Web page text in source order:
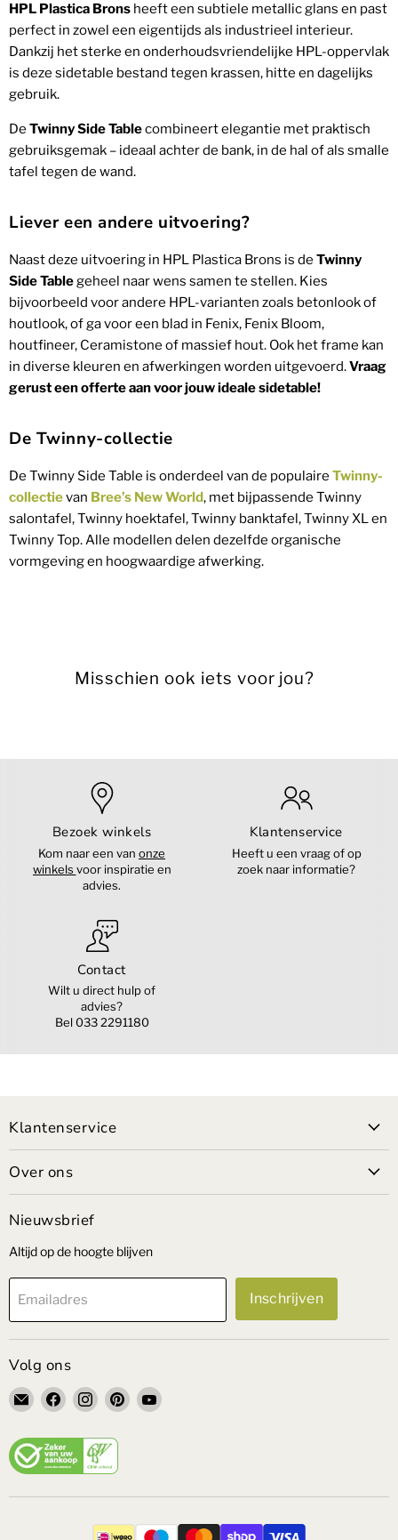
HPL Plastica Brons heeft een subtiele metallic glans en past
perfect in zowel een eigentijds als industrieel interieur.
Dankzij het sterke en onderhoudsvriendelijke HPL-oppervlak
is deze sidetable bestand tegen krassen, hitte en dagelijks
gebruik.
De Twinny Side Tablecombineert elegantie met praktisch
gebruiksgemak – ideaal achter de bank, in de hal of als smalle
tafel tegen de wand.
Liever een andere uitvoering?
Naast deze uitvoering in HPL Plastica Brons is de Twinny
Side Tablegeheel naar wens samen te stellen. Kies
bijvoorbeeld voor andere HPL-varianten zoals betonlook of
houtlook, of ga voor een blad in Fenix, Fenix Bloom,
houtfineer, Ceramistone of massief hout. Ook het frame kan
in diverse kleuren en afwerkingen worden uitgevoerd.Vraag
gerust een offerte aan voor jouw ideale sidetable!
De Twinny-collectie
De Twinny Side Table is onderdeel van de populaire Twinny-
collectievan Bree’s New World, met bijpassende Twinny
salontafel, Twinny hoektafel, Twinny banktafel, Twinny XL en
Twinny Top. Alle modellen delen dezelfde organische
vormgeving en hoogwaardige afwerking.
Misschien ook iets voor jou?
Bezoek winkels
Kom naar een van onze
winkels voor inspiratie en
advies.
Klantenservice
Heeft u een vraag of op
zoek naar informatie?
Contact
Wilt u direct hulp of
advies?
Bel 033 2291180
Klantenservice
Over ons
Nieuwsbrief
Altijd op de hoogte blijven
Emailadres Inschrijven
Volg ons
Email
VandePolMeubelen
Vind
ons
op
Facebook
Vind
ons
op
Instagram
Vind
ons
Vind